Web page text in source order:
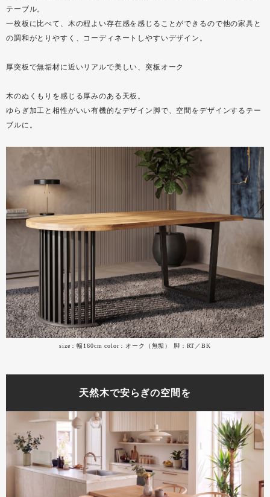
テーブル。
一枚板に比べて、木の程よい存在感を感じることができるので他の家具と
の調和がとりやすく、コーディネートしやすいデザイン。
厚突板で無垢材に近いリアルで美しい、突板オーク
木のぬくもりを感じる厚みのある天板。
ゆらぎ加工と相性がいい有機的なデザイン脚で、空間をデザインするテー
ブルに。
size：幅160cm color：オーク（無垢） 脚：RT／BK
天然木で安らぎの空間を